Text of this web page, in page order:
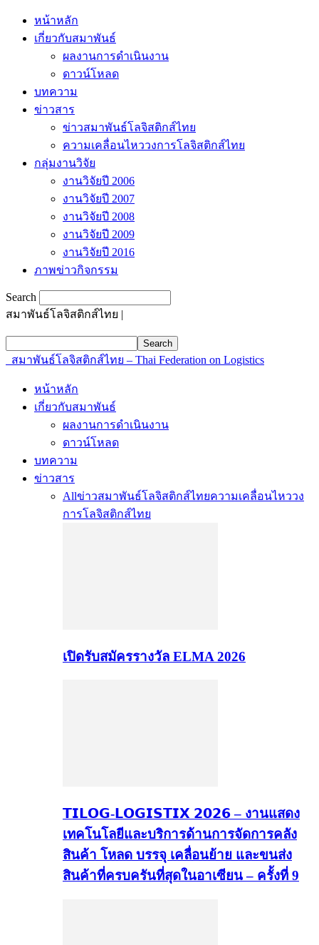
หน้าหลัก
เกี่ยวกับสมาพันธ์
ผลงานการดำเนินงาน
ดาวน์โหลด
บทความ
ข่าวสาร
ข่าวสมาพันธ์โลจิสติกส์ไทย
ความเคลื่อนไหววงการโลจิสติกส์ไทย
กลุ่มงานวิจัย
งานวิจัยปี 2006
งานวิจัยปี 2007
งานวิจัยปี 2008
งานวิจัยปี 2009
งานวิจัยปี 2016
ภาพข่าวกิจกรรม
Search
สมาพันธ์โลจิสติกส์ไทย |
สมาพันธ์โลจิสติกส์ไทย – Thai Federation on Logistics
หน้าหลัก
เกี่ยวกับสมาพันธ์
ผลงานการดำเนินงาน
ดาวน์โหลด
บทความ
ข่าวสาร
Allข่าวสมาพันธ์โลจิสติกส์ไทยความเคลื่อนไหววง
การโลจิสติกส์ไทย
เปิดรับสมัครรางวัล ELMA 2026
𝗧𝗜𝗟𝗢𝗚-𝗟𝗢𝗚𝗜𝗦𝗧𝗜𝗫 𝟮𝟬𝟮𝟲 – งานแสดง
เทคโนโลยีและบริการด้านการจัดการคลัง
สินค้า โหลด บรรจุ เคลื่อนย้าย และขนส่ง
สินค้าที่ครบครันที่สุดในอาเซียน – ครั้งที่ 9